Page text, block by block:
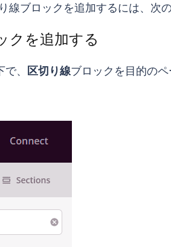
線ブロックを追加するには、次
クを追加する
、 区切り線ブロックを目的の